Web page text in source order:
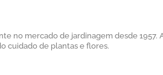
no mercado de jardinagem desde
cuidado de plantas e flores.